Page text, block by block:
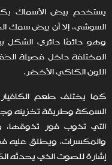
يستخدم بيض الأسماك
السوشي، إلا أن بيض سمك
وهو دائمًا دائري الشكل
المختلفة داخل فصيلة
اللون الكاكي الأخضر.
كما يختلف طعم
السمكة وطريقة تخزينه
التي تذوب فور
إشارة للصوت الذي يحدثه